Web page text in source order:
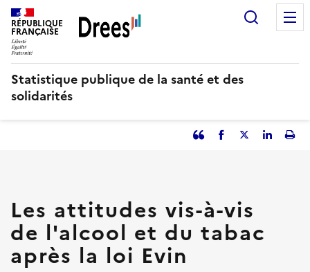
Aller
au
contenu
principal
RÉPUBLIQUE
FRANÇAISE
Statistique publique de la santé et des
solidarités
Partager
que
citation
Facebook
Partager
Partager
Les attitudes vis-à-vis
de l'alcool et du tabac
après la loi Evin